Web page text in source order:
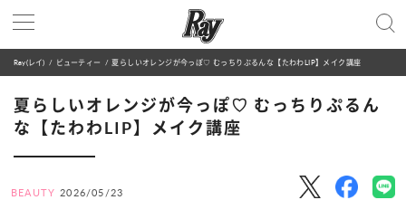
Ray(レイ) ビューティー 夏らしいオレンジが今っぽ♡ むっちりぷるんな【たわわLIP】メイク講座
夏らしいオレンジが今っぽ♡ むっちりぷるん
な【たわわLIP】メイク講座
BEAUTY 2026/05/23